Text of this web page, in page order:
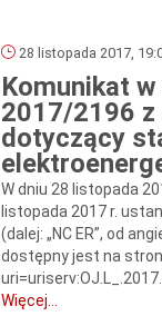
28 listopada 2017,
Komunikat
2017/2196 z
dotyczący
W dniu 28 listopada
listopada 2017 r.
(dalej: „NC ER”, od
dostępny jest na
Więcej...